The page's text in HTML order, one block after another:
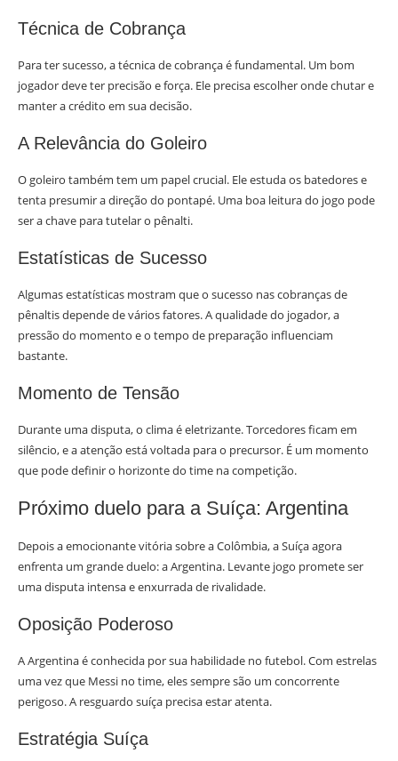
Técnica de Cobrança
Para ter sucesso, a técnica de cobrança é fundamental. Um bom
jogador deve ter precisão e força. Ele precisa escolher onde chutar e
manter a crédito em sua decisão.
A Relevância do Goleiro
O goleiro também tem um papel crucial. Ele estuda os batedores e
tenta presumir a direção do pontapé. Uma boa leitura do jogo pode
ser a chave para tutelar o pênalti.
Estatísticas de Sucesso
Algumas estatísticas mostram que o sucesso nas cobranças de
pênaltis depende de vários fatores. A qualidade do jogador, a
pressão do momento e o tempo de preparação influenciam
bastante.
Momento de Tensão
Durante uma disputa, o clima é eletrizante. Torcedores ficam em
silêncio, e a atenção está voltada para o precursor. É um momento
que pode definir o horizonte do time na competição.
Próximo duelo para a Suíça: Argentina
Depois a emocionante vitória sobre a Colômbia, a Suíça agora
enfrenta um grande duelo: a Argentina. Levante jogo promete ser
uma disputa intensa e enxurrada de rivalidade.
Oposição Poderoso
A Argentina é conhecida por sua habilidade no futebol. Com estrelas
uma vez que Messi no time, eles sempre são um concorrente
perigoso. A resguardo suíça precisa estar atenta.
Estratégia Suíça